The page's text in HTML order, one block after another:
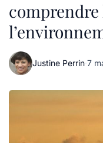
Justine Perrin·7